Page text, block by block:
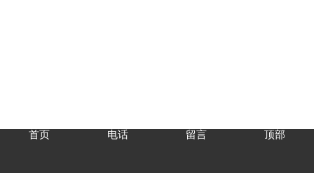
首页 电话 留言 顶部